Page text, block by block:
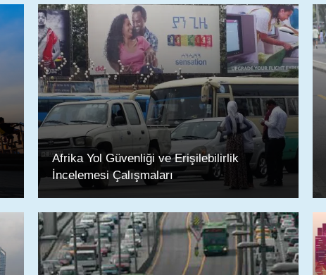
Afrika Yol Güvenliği ve Erişilebilirlik
İncelemesi Çalışmaları